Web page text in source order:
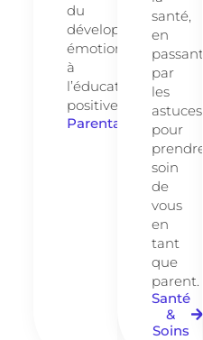
du
développement
émotionnel
à
l’éducation
positive.
Parentalité
santé,
en
passant
par
les
astuces
pour
prendre
soin
de
vous
en
tant
que
parent.
Santé
&
Soins